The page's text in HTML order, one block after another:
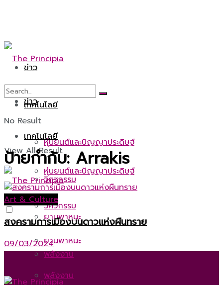
ข่าว
เทคโนโลยี
หุ่นยนต์และปัญญาประดิษฐ์
วิศวกรรม
ยานพาหนะ
พลังงาน
ข่าว
เทคโนโลยี
หุ่นยนต์และปัญญาประดิษฐ์
วิศวกรรม
ยานพาหนะ
พลังงาน
No Result
View All Result
ป้ายกำกับ: Arrakis
Art & Culture
สงครามการเมืองบนดาวแห่งผืนทราย
09/03/2024